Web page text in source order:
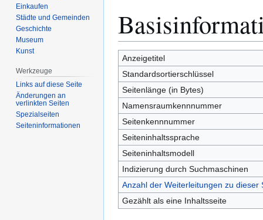
Navigation
Suche
Anzeigetitel
Standardsortierschlüssel
Seitenlänge (in Bytes)
Namensraumkennnummer
Seitenkennnummer
Seiteninhaltssprache
Seiteninhaltsmodell
Indizierung durch Suchmaschinen
Anzahl der Weiterleitungen zu dieser
Gezählt als eine Inhaltsseite
Einkaufen
Städte und Gemeinden
Geschichte
Museum
Kunst
Werkzeuge
Links auf diese Seite
Änderungen an
verlinkten Seiten
Spezialseiten
Seiten­­informationen